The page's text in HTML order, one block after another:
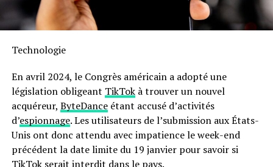
Sa capacité généreuse permet non seulement la
moins énergivore et presque deux fois plus rapide qu’un
tactile facilite son utilisation quotidienne.
en outre, le panier antiadhésif compatible lave-vaisselle
simplifie grandement l’entretien après chaque
utilisation. N’oubliez pas qu’il s’agit là encore d’une
offre temporaire ; ne tardez donc pas si vous souhaitez
Technologie
En avril 2024, le Congrès américain a adopté une
législation obligeant TikTokà trouver un nouvel
acquéreur, ByteDanceétant accusé d’activités
d’espionnage. Les utilisateurs de l’submission aux États-
Unis ont donc attendu avec impatience le week-end
précédent la date limite du 19 janvier pour savoir si
TikTok serait interdit dans le pays.